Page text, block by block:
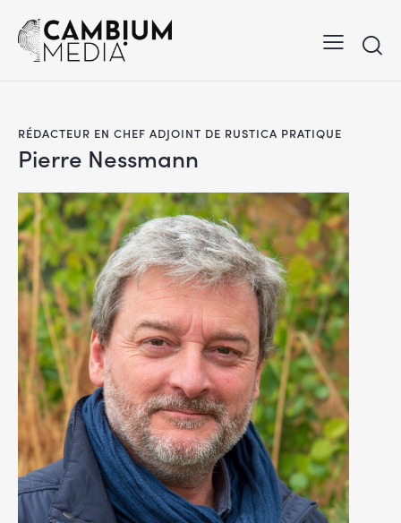
RÉDACTEUR EN CHEF ADJOINT DE RUSTICA PRATIQUE
Pierre Nessmann